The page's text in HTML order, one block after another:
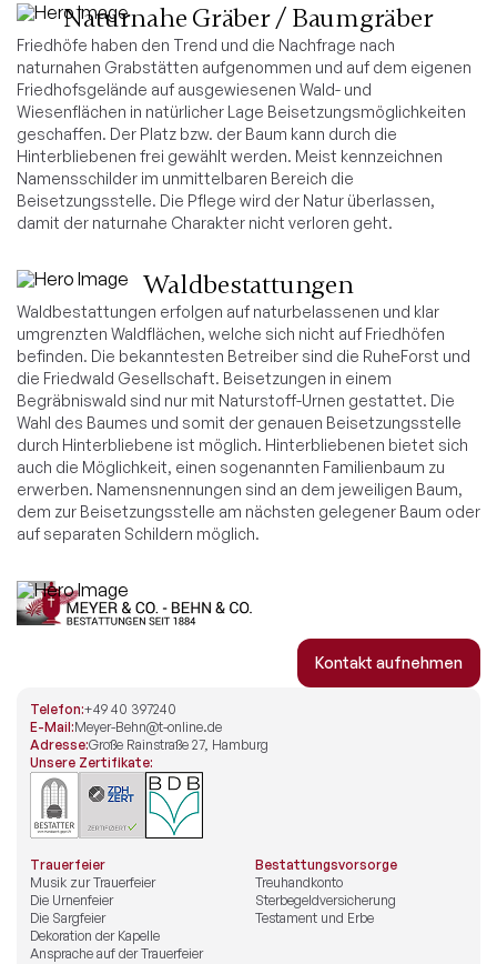
Naturnahe Gräber / Baumgräber
Friedhöfe haben den Trend und die Nachfrage nach
naturnahen Grabstätten aufgenommen und auf dem eigenen
Friedhofsgelände auf ausgewiesenen Wald- und
Wiesenflächen in natürlicher Lage Beisetzungsmöglichkeiten
geschaffen. Der Platz bzw. der Baum kann durch die
Hinterbliebenen frei gewählt werden. Meist kennzeichnen
Namensschilder im unmittelbaren Bereich die
Beisetzungsstelle. Die Pflege wird der Natur überlassen,
damit der naturnahe Charakter nicht verloren geht.
Waldbestattungen
Waldbestattungen erfolgen auf naturbelassenen und klar
umgrenzten Waldflächen, welche sich nicht auf Friedhöfen
befinden. Die bekanntesten Betreiber sind die RuheForst und
die Friedwald Gesellschaft. Beisetzungen in einem
Begräbniswald sind nur mit Naturstoff-Urnen gestattet. Die
Wahl des Baumes und somit der genauen Beisetzungsstelle
durch Hinterbliebene ist möglich. Hinterbliebenen bietet sich
auch die Möglichkeit, einen sogenannten Familienbaum zu
erwerben. Namensnennungen sind an dem jeweiligen Baum,
dem zur Beisetzungsstelle am nächsten gelegener Baum oder
auf separaten Schildern möglich.
Kontakt aufnehmen
Telefon:+49 40 397240
E-Mail:Meyer-Behn@t-online.de
Adresse:Große Rainstraße 27, Hamburg
Unsere Zertifikate:
Trauerfeier
Musik zur Trauerfeier
Die Urnenfeier
Die Sargfeier
Dekoration der Kapelle
Ansprache auf der Trauerfeier
Bestattungsvorsorge
Treuhandkonto
Sterbegeldversicherung
Testament und Erbe